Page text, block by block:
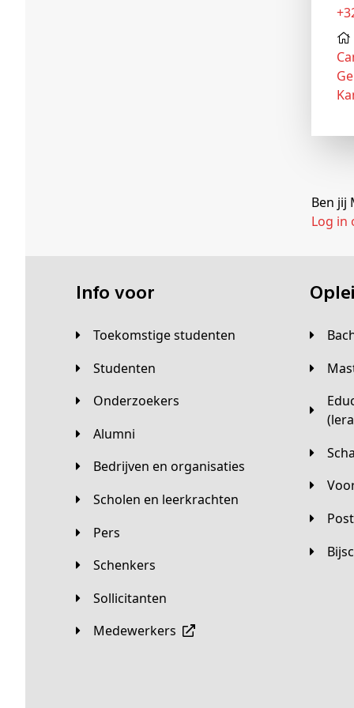
Ben jij
Log in
Info voor
Toekomstige studenten
Studenten
Onderzoekers
Alumni
Bedrijven en organisaties
Scholen en leerkrachten
Pers
Schenkers
Sollicitanten
Medewerkers
Educatieve master